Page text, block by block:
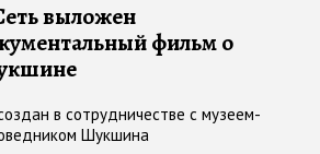
выложен
фильм о
в сотрудничестве с музеем-
Шукшина